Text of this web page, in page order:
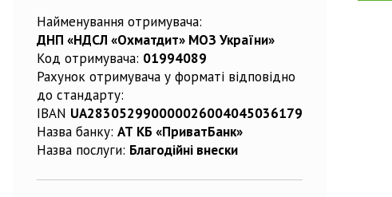
Найменування отримувача:
ДНП «НДСЛ «Охматдит» МОЗ України»
Код отримувача: 01994089
Рахунок отримувача у форматі відповідно
до стандарту:
IBAN UA283052990000026004045036179
Назва банку: АТ КБ «ПриватБанк»
Назва послуги: Благодійні внески